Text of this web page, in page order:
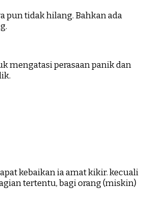
pun tidak hilang. Bahkan ada
mengatasi perasaan panik dan
kebaikan ia amat kikir. kecuali
tertentu, bagi orang (miskin)